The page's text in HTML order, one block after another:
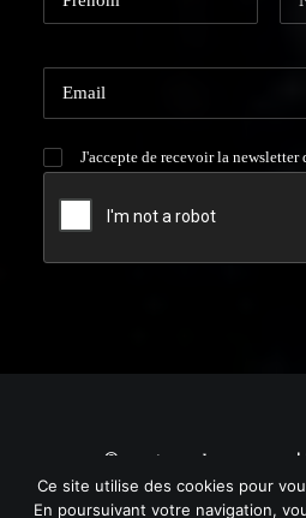
J'accepte de recevoir la newsletter
© 2021 Local HAMMER. |
Ce site utilise des cookies pour
En poursuivant votre navigation,